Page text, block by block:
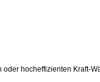
hocheffizienten Kraft-